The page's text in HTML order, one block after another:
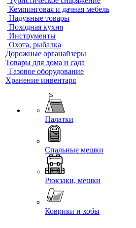
Кемпинговая и дачная мебель
Надувные товары
Походная кухня
Инструменты
Охота, рыбалка
Дорожные органайзеры
Товары для дома и сада
Газовое оборудование
Хранение инвентаря
Палатки
Спальные мешки
Рюкзаки, мешки
Коврики и хобы